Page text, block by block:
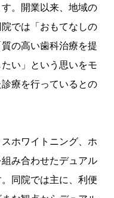
。開業以来、地域の
では「おもてなしの
の高い歯科治療を提
い」という思いをモ
療を行っているとの
ホワイトニング、ホ
み合わせたデュアル
同院では主に、利便